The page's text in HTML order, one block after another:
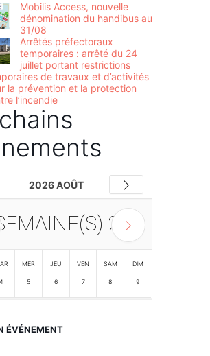
Mobilis Access, nouvelle
dénomination du handibus au
31/08
Arrêtés préfectoraux
temporaires : arrêté du 24
juillet portant restrictions
de travaux et d’activités
la prévention et la protection
l’incendie
2026 AOÛT
2
4
MER
5
JEU
6
VEN
7
SAM
8
DIM
9
ÉVÉNEMENT